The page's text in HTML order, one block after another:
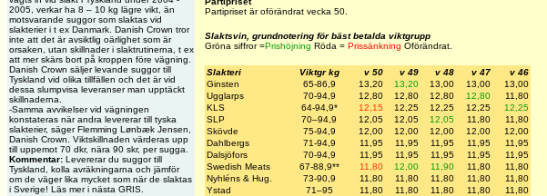
2005, verkar ha 8 – 10 kg lägre vikt, än
motsvarande suggor som slaktas vid
slakterier i t ex Danmark. Danish Crown tror
inte att det är avsiktlig oärlighet som är
orsaken, utan skillnader i slaktrutinerna, t ex
att mer skärs bort på kroppen före vägning.
Danish Crown säljer levande suggor till
Tyskland vid olika tillfällen och det är vid
dessa slumpvisa leveranser man upptäckt
skillnaderna.
-Samma avvikelser vid vägningen
konstateras när andra levererar till tyska
slakterier, säger Flemming Lønbæk Jensen,
Danish Crown. Viktskillnaden värderas upp
till uppemot 70 dkr, nära 90 skr, per sugga.
Kommentar: Levererar du suggor till
Tyskland, kolla avräkningarna och jämför
om de väger lika mycket som när de slaktas
i Sverige! Läs mer i nästa GRIS.
Partipriset är oförändrat vecka 50.
Slaktsvin, grundnotering för bäst betalda viktgrupp
Gröna siffror =Prishöjning Röda = Prissänkning Oförändrat.
Slakteri Viktgr kg v 50 v 49 v 48 v 47
v 46
Ginsten
65-86,9 13,20 13,20 13,00 13,00
13,00
Ugglarps
70-94,9 12,80 12,80 12,80 12,80
11,80
KLS
64-94,9* 12,15 12,25 12,25 12,25
12,25
SLP
70–94,9 12,05 12,05 12,05 11,80
11,80
Skövde
75-94,9 12,00 12,00 12,00 12,00
12,00
Dahlbergs
71-94,9 11,95 11,95 11,95 11,95
11,95
Dalsjöfors
70-94,9 11,95 11,95 11,95 11,95
11,95
Swedish Meats
67-88,9** 11,80 12,00 11,90 11,80
11,80
Nyhléns & Hug.
73-90,9 11,80 11,80 11,80 11,80
11,80
Ystad
71–95 11,80 11,80 11,80 11,80
11,80